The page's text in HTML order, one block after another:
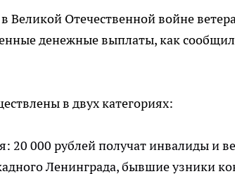
Великой Отечественной войне
денежные выплаты, как
в двух категориях:
20 000 рублей получат инвалиды и
Ленинграда, бывшие узники